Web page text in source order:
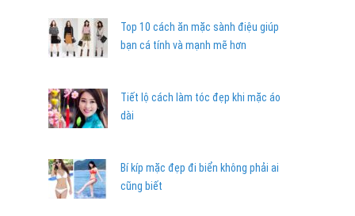
Top 10 cách ăn mặc sành điệu giúp
bạn cá tính và mạnh mẽ hơn
Tiết lộ cách làm tóc đẹp khi mặc áo
dài
Bí kíp mặc đẹp đi biển không phải ai
cũng biết